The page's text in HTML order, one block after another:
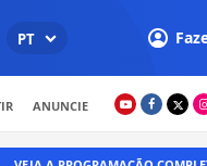
PT
ANUNCIE